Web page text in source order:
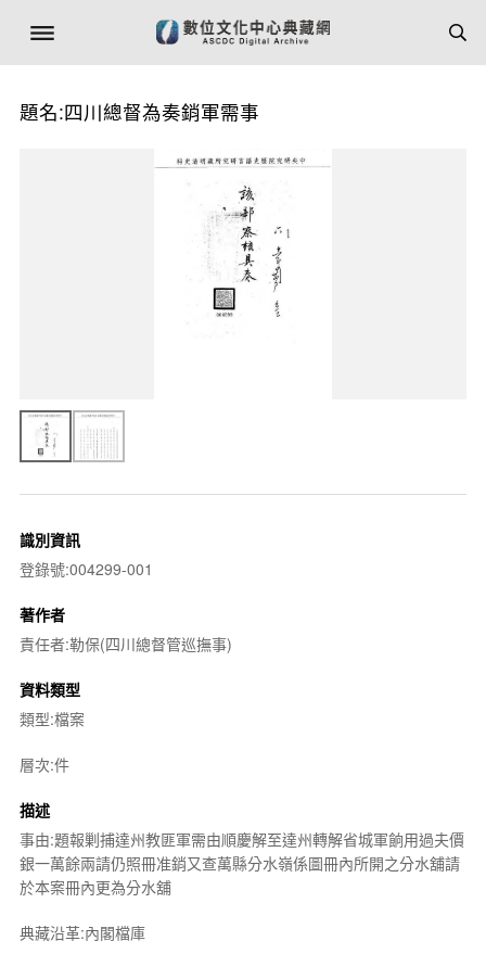
題名:四川總督為奏銷軍需事
識別資訊
登錄號:004299-001
著作者
責任者:勒保(四川總督管巡撫事)
資料類型
類型:檔案
層次:件
描述
事由:題報剿捕達州教匪軍需由順慶解至達州轉解省城軍餉用過夫價
銀一萬餘兩請仍照冊准銷又查萬縣分水嶺係圖冊內所開之分水舖請
於本案冊內更為分水舖
典藏沿革:內閣檔庫